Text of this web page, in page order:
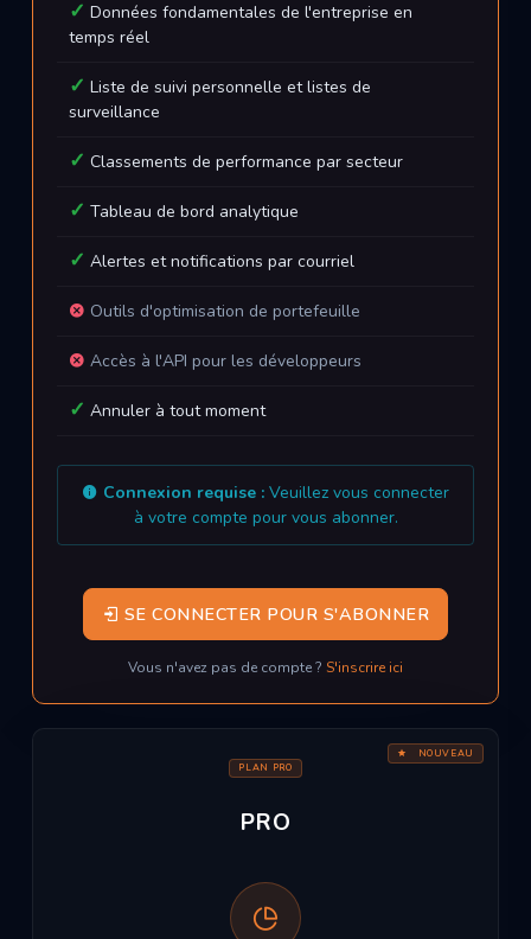
Données fondamentales de l'entreprise en
temps réel
Liste de suivi personnelle et listes de
surveillance
Classements de performance par secteur
Tableau de bord analytique
Alertes et notifications par courriel
Outils d'optimisation de portefeuille
Accès à l'API pour les développeurs
Annuler à tout moment
Connexion requise : Veuillez vous connecter
à votre compte pour vous abonner.
SE CONNECTER POUR S'ABONNER
Vous n'avez pas de compte ? S'inscrire ici
NOUVEAU
PLAN PRO
PRO